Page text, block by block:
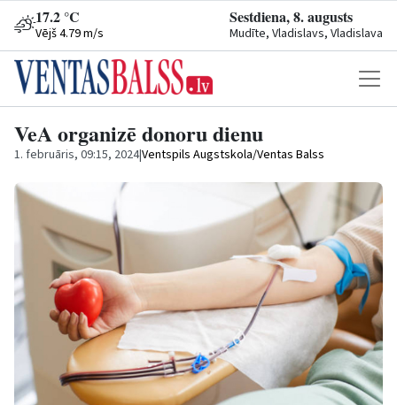
17.2 °C
Vējš 4.79 m/s
Sestdiena, 8. augusts
Mudīte, Vladislavs, Vladislava
VeA organizē donoru dienu
1. februāris, 09:15, 2024|Ventspils Augstskola/Ventas Balss